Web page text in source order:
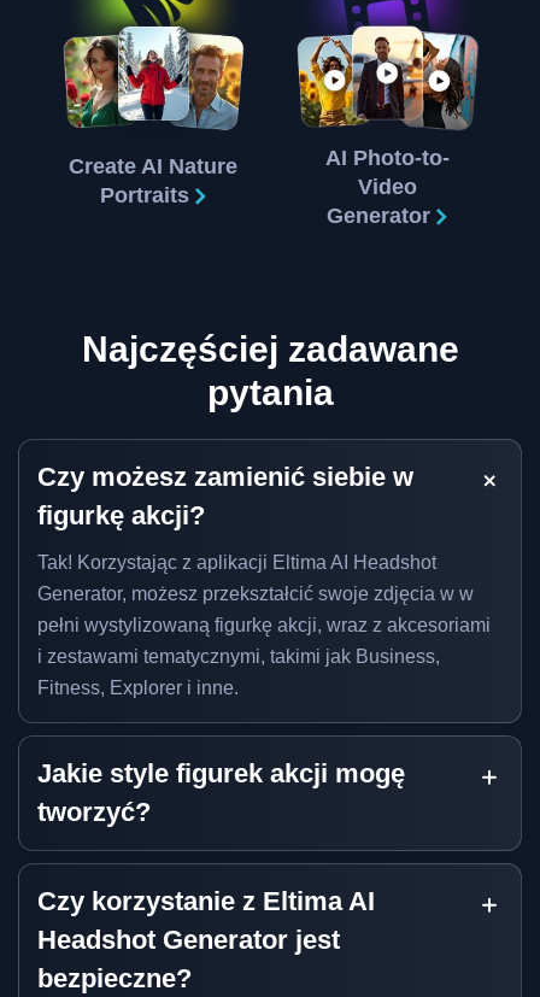
Create AI Nature
Portraits
AI Photo-to-
Video
Generator
Najczęściej zadawane
pytania
Czy możesz zamienić siebie w
figurkę akcji?
Tak! Korzystając z aplikacji Eltima AI Headshot
Generator, możesz przekształcić swoje zdjęcia w w
pełni wystylizowaną figurkę akcji, wraz z akcesoriami
i zestawami tematycznymi, takimi jak Business,
Fitness, Explorer i inne.
Jakie style figurek akcji mogę
tworzyć?
Czy korzystanie z Eltima AI
Headshot Generator jest
bezpieczne?